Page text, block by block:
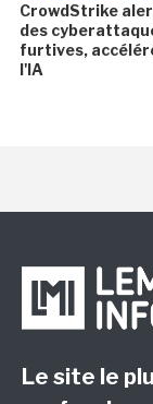
CrowdStrike
des
furtives,
l'IA
Le site le